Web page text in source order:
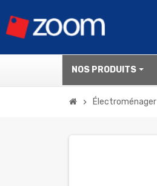
NOS PRODUITS
chevron_right Électroménager